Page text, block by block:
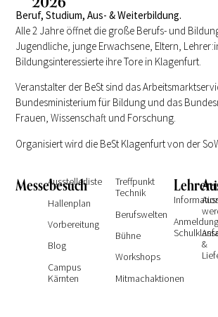
Beruf, Studium, Aus- & Weiterbildung.
Alle 2 Jahre öffnet die große Berufs- und
Jugendliche, junge Erwachsene, Eltern,
Bildungsinteressierte ihre Tore in Klagenfurt.
Veranstalter der BeSt sind das
Bundesministerium für Bildung und das
Frauen, Wissenschaft und Forschung.
Organisiert wird die BeSt Klagenfurt von der
Messebesuch
Ausstellerliste
Hallenplan
Vorbereitung
Blog
Campus
Kärnten
Treffpunkt
Technik
Berufswelten
Bühne
Workshops
Mitmachaktionen
Anmeldung
&